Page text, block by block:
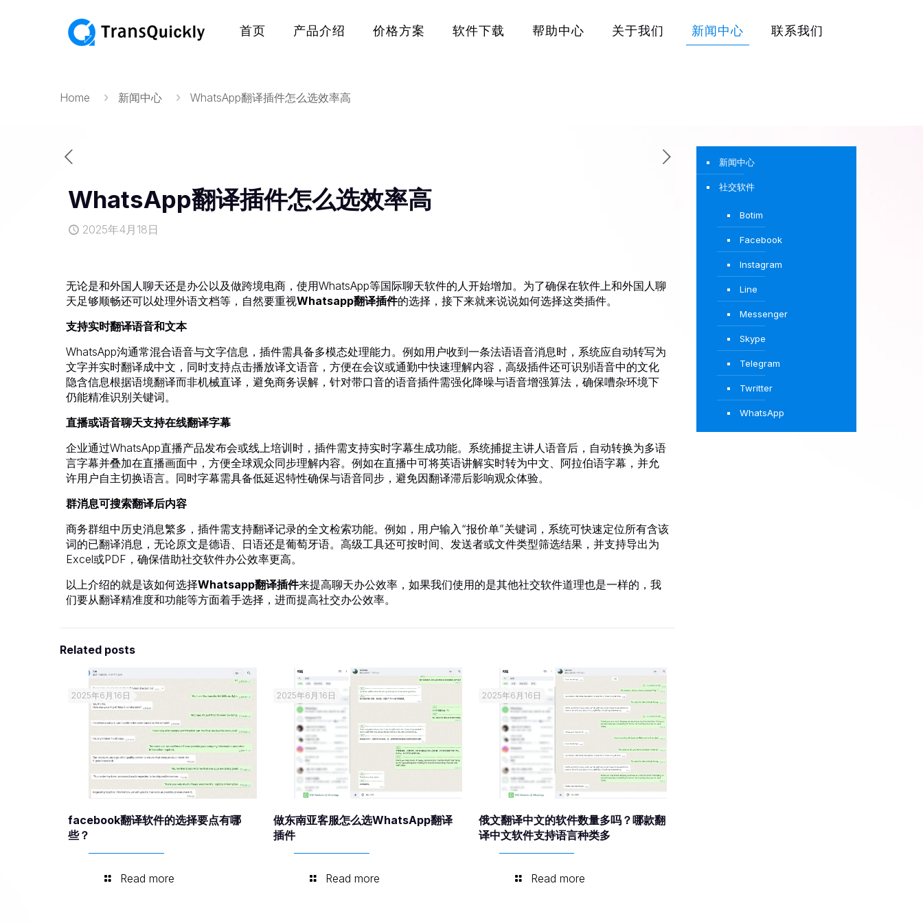
首页 产品介绍 价格方案 软件下载 帮助中心 关于我们 新闻中心 联系我们
Home 新闻中心 WhatsApp翻译插件怎么选效率高
WhatsApp翻译插件怎么选效率高
2025年4月18日
无论是和外国人聊天还是办公以及做跨境电商，使用WhatsApp等国际聊天软件的人开始增加。为了确保在软件上和外国人聊
天足够顺畅还可以处理外语文档等，自然要重视Whatsapp翻译插件的选择，接下来就来说说如何选择这类插件。
支持实时翻译语音和文本
WhatsApp沟通常混合语音与文字信息，插件需具备多模态处理能力。例如用户收到一条法语语音消息时，系统应自动转写为
文字并实时翻译成中文，同时支持点击播放译文语音，方便在会议或通勤中快速理解内容，高级插件还可识别语音中的文化
隐含信息根据语境翻译而非机械直译，避免商务误解，针对带口音的语音插件需强化降噪与语音增强算法，确保嘈杂环境下
仍能精准识别关键词。
直播或语音聊天支持在线翻译字幕
企业通过WhatsApp直播产品发布会或线上培训时，插件需支持实时字幕生成功能。系统捕捉主讲人语音后，自动转换为多语
言字幕并叠加在直播画面中，方便全球观众同步理解内容。例如在直播中可将英语讲解实时转为中文、阿拉伯语字幕，并允
许用户自主切换语言。同时字幕需具备低延迟特性确保与语音同步，避免因翻译滞后影响观众体验。
群消息可搜索翻译后内容
商务群组中历史消息繁多，插件需支持翻译记录的全文检索功能。例如，用户输入“报价单”关键词，系统可快速定位所有含该
词的已翻译消息，无论原文是德语、日语还是葡萄牙语。高级工具还可按时间、发送者或文件类型筛选结果，并支持导出为
Excel或PDF，确保借助社交软件办公效率更高。
以上介绍的就是该如何选择Whatsapp翻译插件来提高聊天办公效率，如果我们使用的是其他社交软件道理也是一样的，我
们要从翻译精准度和功能等方面着手选择，进而提高社交办公效率。
Related posts
2025年6月16日
facebook翻译软件的选择要点有哪
些？
Read more
2025年6月16日
做东南亚客服怎么选WhatsApp翻译
插件
Read more
2025年6月16日
俄文翻译中文的软件数量多吗？哪款翻
译中文软件支持语言种类多
Read more
新闻中心
社交软件
Botim
Facebook
Instagram
Line
Messenger
Skype
Telegram
Twritter
WhatsApp